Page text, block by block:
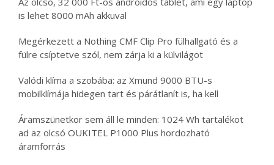
is lehet 8000 mAh akkuval
Megérkezett a Nothing CMF Clip Pro fülhallgató és a
fülre csíptetve szól, nem zárja ki a külvilágot
Valódi klíma a szobába: az Xmund 9000 BTU-s
mobilklímája hidegen tart és párátlanít is, ha kell
Áramszünetkor sem áll le minden: 1024 Wh tartalékot
ad az olcsó OUKITEL P1000 Plus hordozható
áramforrás